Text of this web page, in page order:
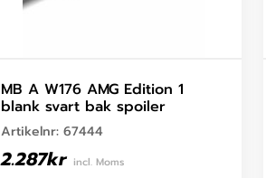
MB A W176 AMG Edition 1
blank svart bak spoiler
Artikelnr: 67444
2.287kr incl. Moms